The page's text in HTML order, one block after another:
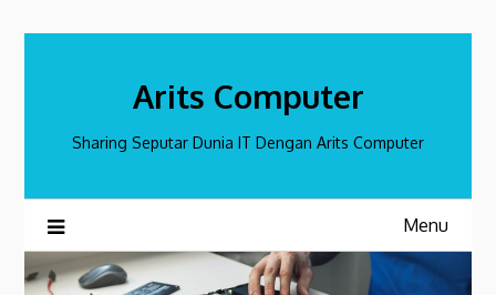
Arits Computer
Sharing Seputar Dunia IT Dengan Arits Computer
Menu